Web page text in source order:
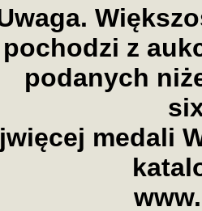
pochodzi z
podanych
medali